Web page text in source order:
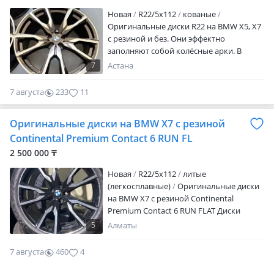
автомобиля, а так…
7
Новая R22/5x112
кованые
Оригинальные диски R22 на BMW X5, X7
с резиной и без. Они эффектно
заполняют собой колёсные арки. В
случае впервые применяются
при одновременном повышении их
жёсткости в результате чего
уменьшается Значение не
автомобиля, а так…
Астана
7 августа 233 11
Оригинальные диски на BMW X7 с резиной
Continental Premium Contact 6 RUN FL
2 500 000 ₸
5
Новая R22/5x112
литые
(легкосплавные)
Оригинальные диски
на BMW X7 с резиной Continental
Premium Contact 6 RUN FLAT Диски
новые. Комплект 4 шт. Цена с резиной 3
Алматы
7 августа 460 4